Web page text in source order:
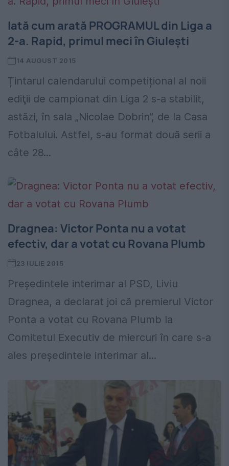
Iată cum arată PROGRAMUL din Liga a
2-a. Rapid, primul meci în Giulești
14 AUGUST 2015
Țintarul calendarului competițional al noii
ediţii de campionat din Liga 2 s-a stabilit,
astăzi, în sala „Nicolae Dobrin”, de la Casa
Fotbalului. Astfel, s-au format două serii a
câte 28...
Dragnea: Victor Ponta nu a votat
efectiv, dar a votat cu Rovana Plumb
23 IULIE 2015
Preşedintele interimar al PSD, Liviu
Dragnea, a declarat joi că premierul Victor
Ponta a votat cu Rovana Plumb la
Comitetul Executiv de miercuri în care s-a
ales preşedintele interimar al...